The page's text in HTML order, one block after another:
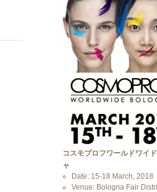
コスモプロフワールドワイ
ャ
Date: 15-18 March, 2018
Venue: Bologna Fair